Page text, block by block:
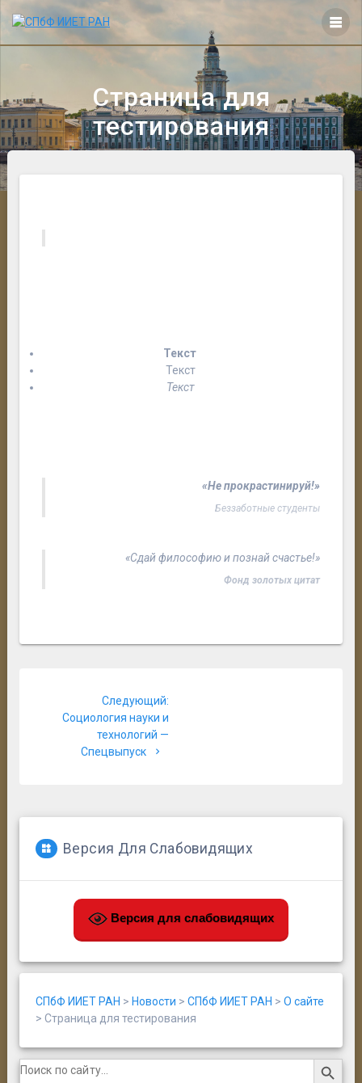
контенту
Страница для
тестирования
Текст
Текст
Текст
«Не прокрастинируй!»
Беззаботные студенты
«Сдай философию и познай счастье!»
Фонд золотых цитат
записям
Следующий:Следующая
запись:
Социология науки и
технологий —
Спецвыпуск
Версия Для Слабовидящих
Версия для слабовидящих
СПбФ ИИЕТ РАН > Новости > СПбФ ИИЕТ РАН > О сайте
> Страница для тестирования
Search
for:
Search Button